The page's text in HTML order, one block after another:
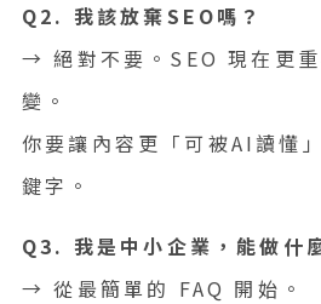
Q2. 我該放棄SEO嗎？
→ 絕對不要。SEO 現在更
變。
你要讓內容更「可被AI讀懂
鍵字。
Q3. 我是中小企業，能做什
→ 從最簡單的 FAQ 開始。